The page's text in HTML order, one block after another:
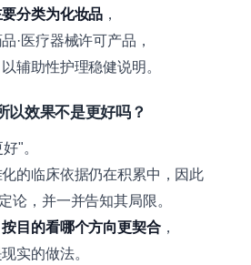
要分类为化妆品 ，
·医疗器械许可产品，
辅助性护理稳健说明。
以效果不是更好吗？
"。
的临床依据仍在积累中，因此
论，并一并告知其局限。
按目的看哪个方向更契合，
实的做法。